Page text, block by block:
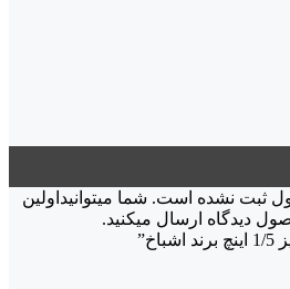
ثبت نشده است. شما میتوانیداولین
دیدگاه ارسال میکنید.